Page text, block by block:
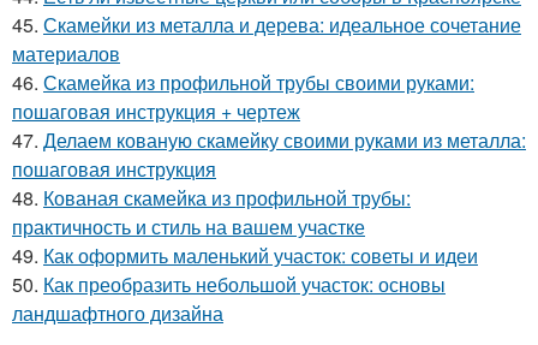
45. Скамейки из металла и дерева: идеальное сочетание
материалов
46. Скамейка из профильной трубы своими руками:
пошаговая инструкция + чертеж
47. Делаем кованую скамейку своими руками из металла:
пошаговая инструкция
48. Кованая скамейка из профильной трубы:
практичность и стиль на вашем участке
49. Как оформить маленький участок: советы и идеи
50. Как преобразить небольшой участок: основы
ландшафтного дизайна